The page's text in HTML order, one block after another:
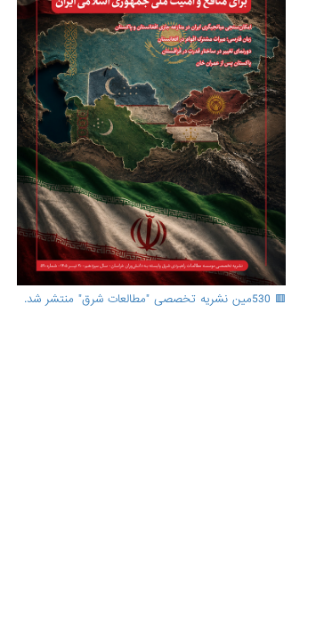
🟥 530مین نشریه تخصصی "مطالعات شرق" منتشر شد.